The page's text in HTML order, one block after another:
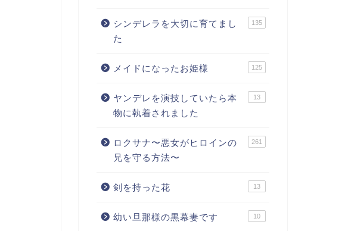
シンデレラを大切に育てまし
た
135
メイドになったお姫様 125
ヤンデレを演技していたら本
物に執着されました
13
ロクサナ〜悪女がヒロインの
兄を守る方法〜
261
剣を持った花 13
幼い旦那様の黒幕妻です 10